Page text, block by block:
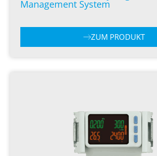
Management System
ZUM PRODUKT